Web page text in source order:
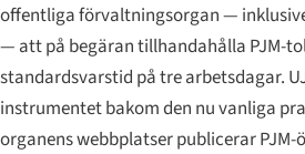
offentliga förvaltningsorgan —
— att på begäran tillhandahålla PJM-
standardsvarstid på tre arbetsdagar.
instrumentet bakom den nu vanliga
organens webbplatser publicerar